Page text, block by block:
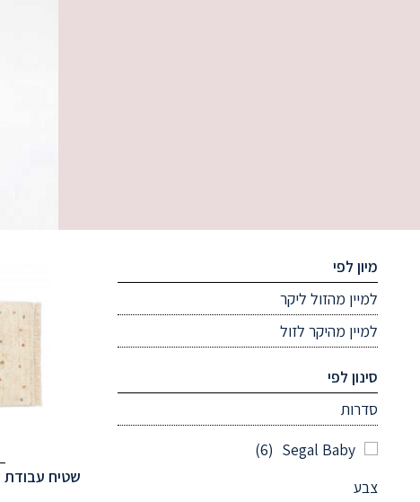
מיון לפי
למיין מהזול ליקר
למיין מהיקר לזול
סינון לפי
סדרות
Segal Baby
(6)
צבע
שטיח עבודת